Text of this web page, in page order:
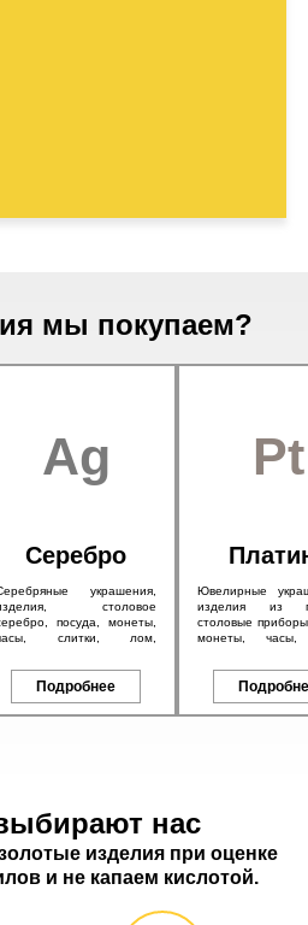
мы покупаем?
Ag
Серебро
украшения,
столовое
посуда, монеты,
слитки, лом,
пробы, в том числе с
эмалью.Подробнее
Pt
Ювелирные
изделия из
столовые
монеты, часы,
также другие
изделия.
нас
изделия при оценке
и не капаем кислотой.